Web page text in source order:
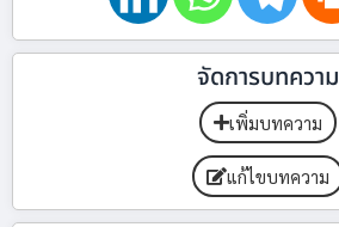
จัดการบทความ
เพิ่มบทความ
แก้ไขบทความ